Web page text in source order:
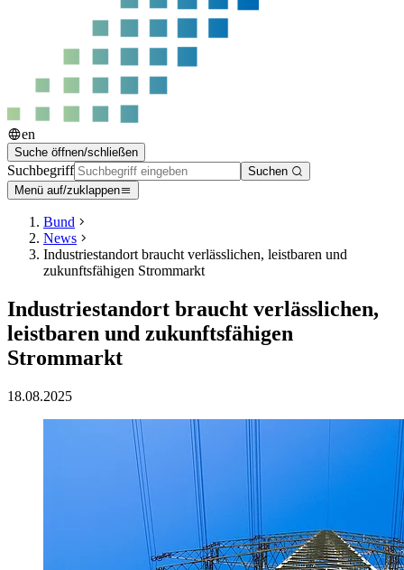
en
Suche öffnen/schließen
Suchbegriff
Suchen
Menü auf/zuklappen
Bund
News
Industriestandort braucht verlässlichen, leistbaren und
zukunftsfähigen Strommarkt
Industriestandort braucht verlässlichen,
leistbaren und zukunftsfähigen
Strommarkt
18.08.2025